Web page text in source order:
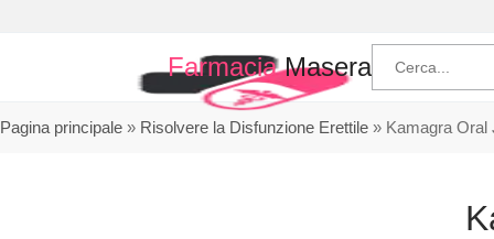
FarmaciaMasera
Pagina principale » Risolvere la Disfunzione Erettile » Kamagra Oral